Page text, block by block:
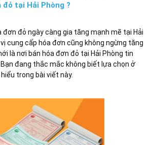
đỏ tại Hải Phòng ?
đơn đỏ ngày càng gia tăng mạnh mẽ tại Hải
cung cấp hóa đơn cũng không ngừng tăng
là nơi bán hóa đơn đỏ tại Hải Phòng tin
đang thắc mắc không biết lựa chọn ở
trong bài viết này.